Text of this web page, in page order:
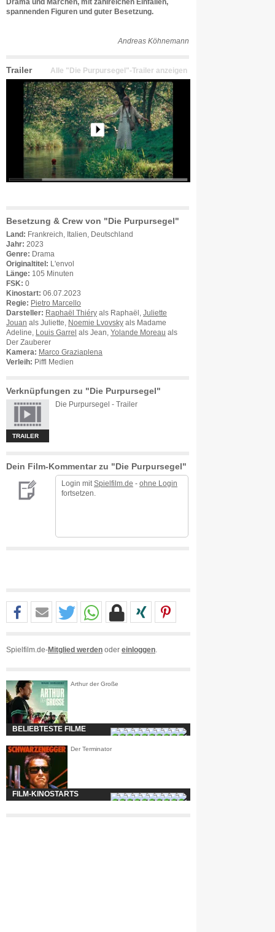
Drama und Märchen, mit zahlreichen Einfällen,
spannenden Figuren und guter Besetzung.
Andreas Köhnemann
Trailer Alle "Die Purpursegel"-Trailer anzeigen
Besetzung & Crew von "Die Purpursegel"
Land: Frankreich, Italien, Deutschland
Jahr: 2023
Genre: Drama
Originaltitel:
L'envol
Länge: 105 Minuten
FSK: 0
Kinostart: 06.07.2023
Regie: Pietro Marcello
Darsteller: Raphaël Thiéry als Raphaël, Juliette
Jouan als Juliette, Noemie Lvovsky als Madame
Adeline,
Louis Garrel als Jean, Yolande Moreau als
Der Zauberer
Kamera: Marco Graziaplena
Verleih: Piffl Medien
Verknüpfungen zu "Die Purpursegel"
TRAILER
Die Purpursegel - Trailer
Dein Film-Kommentar zu "Die Purpursegel"
Login mit Spielfilm.de - ohne Login
fortsetzen.
Spielfilm.de-Mitglied werden oder einloggen
Arthur der Große
BELIEBTESTE FILME
Der Terminator
FILM-KINOSTARTS